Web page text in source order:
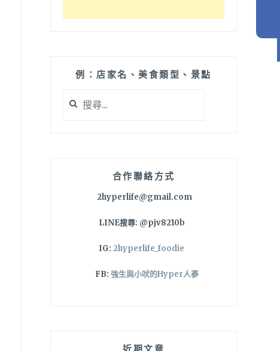
例：店家名、美食類型、景點
尋
合作聯絡方式
2hyperlife@gmail.com
LINE搜尋: @pjv8210b
IG: 2hyperlife_foodie
FB: 強生與小吠的Hyper人蔘